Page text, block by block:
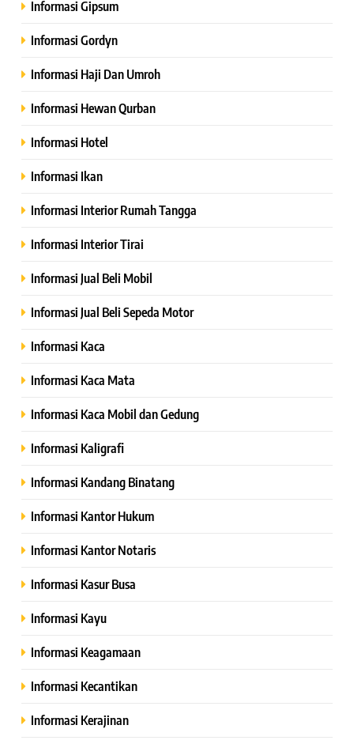
Informasi Gipsum
Informasi Gordyn
Informasi Haji Dan Umroh
Informasi Hewan Qurban
Informasi Hotel
Informasi Ikan
Informasi Interior Rumah Tangga
Informasi Interior Tirai
Informasi Jual Beli Mobil
Informasi Jual Beli Sepeda Motor
Informasi Kaca
Informasi Kaca Mata
Informasi Kaca Mobil dan Gedung
Informasi Kaligrafi
Informasi Kandang Binatang
Informasi Kantor Hukum
Informasi Kantor Notaris
Informasi Kasur Busa
Informasi Kayu
Informasi Keagamaan
Informasi Kecantikan
Informasi Kerajinan